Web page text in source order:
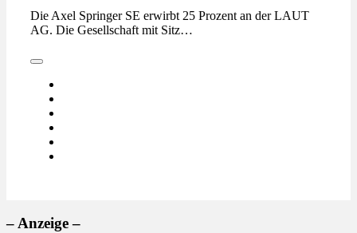
Die Axel Springer SE erwirbt 25 Prozent an der LAUT
AG. Die Gesellschaft mit Sitz…
– Anzeige –